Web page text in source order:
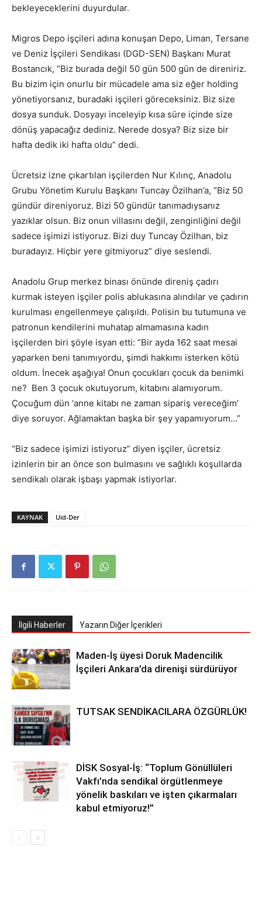
bekleyeceklerini duyurdular.
Migros Depo işçileri adına konuşan Depo, Liman, Tersane
ve Deniz İşçileri Sendikası (DGD-SEN) Başkanı Murat
Bostancık, “Biz burada değil 50 gün 500 gün de direniriz.
Bu bizim için onurlu bir mücadele ama siz eğer holding
yönetiyorsanız, buradaki işçileri göreceksiniz. Biz size
dosya sunduk. Dosyayı inceleyip kısa süre içinde size
dönüş yapacağız dediniz. Nerede dosya? Biz size bir
hafta dedik iki hafta oldu” dedi.
Ücretsiz izne çıkartılan işçilerden Nur Kılınç, Anadolu
Grubu Yönetim Kurulu Başkanı Tuncay Özilhan’a, “Biz 50
gündür direniyoruz. Bizi 50 gündür tanımadıysanız
yazıklar olsun. Biz onun villasını değil, zenginliğini değil
sadece işimizi istiyoruz. Bizi duy Tuncay Özilhan, biz
buradayız. Hiçbir yere gitmiyoruz” diye seslendi.
Anadolu Grup merkez binası önünde direniş çadırı
kurmak isteyen işçiler polis ablukasına alındılar ve çadırın
kurulması engellenmeye çalışıldı. Polisin bu tutumuna ve
patronun kendilerini muhatap almamasına kadın
işçilerden biri şöyle isyan etti: “Bir ayda 162 saat mesai
yaparken beni tanımıyordu, şimdi hakkımı isterken kötü
oldum. İnecek aşağıya! Onun çocukları çocuk da benimki
ne? Ben 3 çocuk okutuyorum, kitabını alamıyorum.
Çocuğum dün ‘anne kitabı ne zaman sipariş vereceğim’
diye soruyor. Ağlamaktan başka bir şey yapamıyorum…”
“Biz sadece işimizi istiyoruz” diyen işçiler, ücretsiz
izinlerin bir an önce son bulmasını ve sağlıklı koşullarda
sendikalı olarak işbaşı yapmak istiyorlar.
KAYNAK Uid-Der
İlgili Haberler Yazarın Diğer İçerikleri
Maden-İş üyesi Doruk Madencilik
İşçileri Ankara’da direnişi sürdürüyor
TUTSAK SENDİKACILARA ÖZGÜRLÜK!
DİSK Sosyal-İş: “Toplum Gönüllüleri
Vakfı’nda sendikal örgütlenmeye
yönelik baskıları ve işten çıkarmaları
kabul etmiyoruz!”